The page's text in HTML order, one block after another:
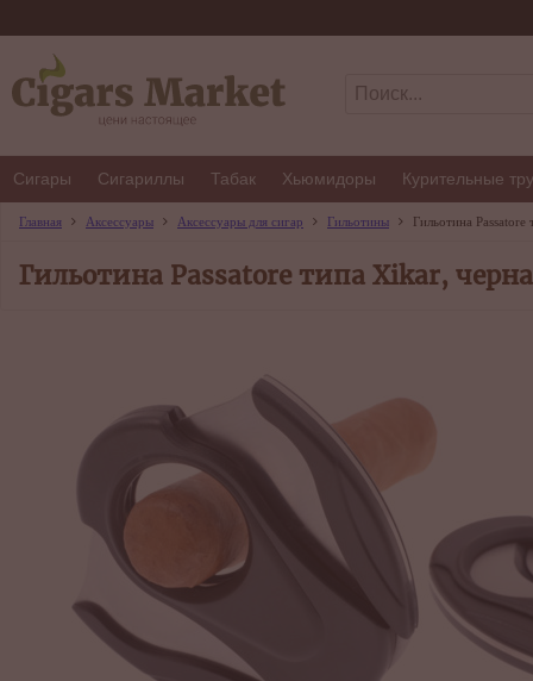
Сигары Сигариллы Табак Хьюмидоры Курительные
Главная Аксессуары Аксессуары для сигар Гильотины Гильотина
Гильотина Passatore типа Xikar,